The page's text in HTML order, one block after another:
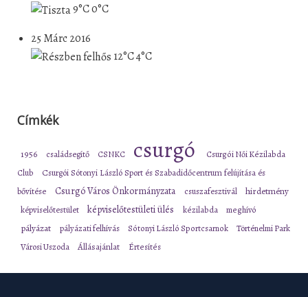
9°C0°C
25 Márc 2016
12°C4°C
Címkék
1956 családsegítő CSNKC csurgó
Csurgói Női Kézilabda
Club
Csurgói Sótonyi László Sport és Szabadidőcentrum felújítása és
bővítése
Csurgó Város Önkormányzata csuszafesztivál hirdetmény
képviselőtestület képviselőtestületi ülés kézilabda meghívó
pályázat pályázati felhívás Sótonyi László Sportcsarnok
Történelmi Park
Városi Uszoda
Állásajánlat Értesítés